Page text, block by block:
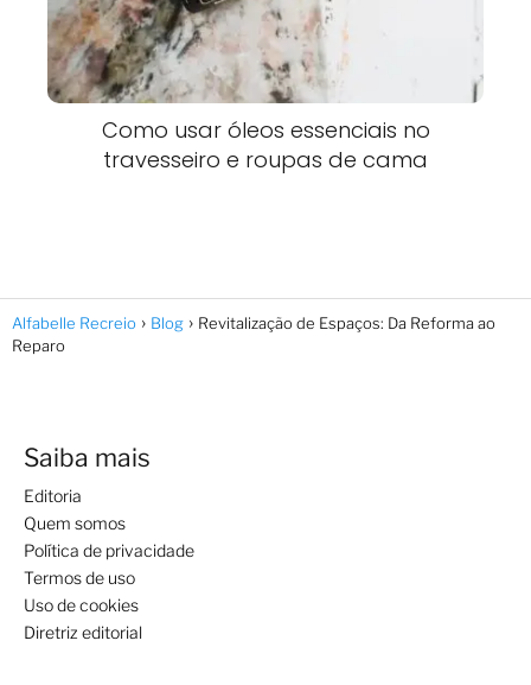
Como usar óleos essenciais no
travesseiro e roupas de cama
Alfabelle Recreio Blog
Revitalização de Espaços: Da Reforma ao
Reparo
Saiba mais
Editoria
Quem somos
Política de privacidade
Termos de uso
Uso de cookies
Diretriz editorial